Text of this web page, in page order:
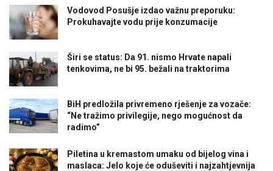
Vodovod Posušje izdao važnu preporuku:
Prokuhavajte vodu prije konzumacije
Širi se status: Da 91. nismo Hrvate napali
tenkovima, ne bi 95. bežali na traktorima
BiH predložila privremeno rješenje za vozače:
“Ne tražimo privilegije, nego mogućnost da
radimo”
Piletina u kremastom umaku od bijelog vina i
maslaca: Jelo koje će oduševiti i najzahtjevnija